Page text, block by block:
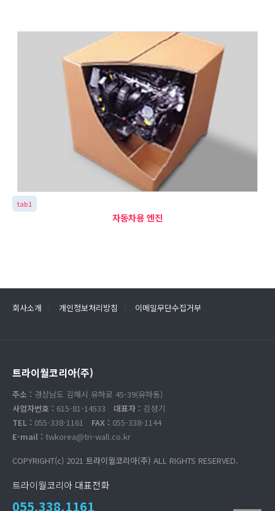
tab1
자동차용 엔진
회사소개 개인정보처리방침 이메일무단수집거부
트라이월코리아(주)
주소 : 경상남도 김해시 유하로 45-39(유하동)
사업자번호 : 615-81-14533 대표자 : 김성기
TEL : 055-338-1161 FAX : 055-338-1144
E-mail : twkorea@tri-wall.co.kr
COPYRIGHT(c) 2021 트라이월코리아(주) ALL RIGHTS RESERVED.
트라이월코리아 대표전화
055.338.1161